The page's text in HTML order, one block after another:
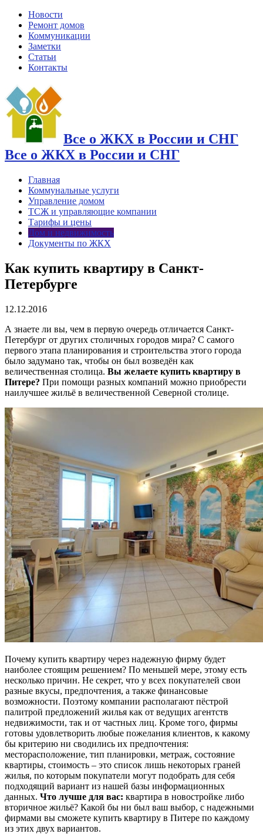
Новости
Ремонт домов
Коммуникации
Заметки
Статьи
Контакты
Все о ЖКХ в России и СНГ
Все о ЖКХ в России и СНГ
Главная
Коммунальные услуги
Управление домом
ТСЖ и управляющие компании
Тарифы и цены
Дом и недвижимость
Документы по ЖКХ
Как купить квартиру в Санкт-
Петербурге
12.12.2016
А знаете ли вы, чем в первую очередь отличается Санкт-
Петербург от других столичных городов мира? С самого
первого этапа планирования и строительства этого города
было задумано так, чтобы он был возведён как
величественная столица. Вы желаете купить квартиру в
Питере? При помощи разных компаний можно приобрести
наилучшее жильё в величественной Северной столице.
Почему купить квартиру через надежную фирму будет
наиболее стоящим решением? По меньшей мере, этому есть
несколько причин. Не секрет, что у всех покупателей свои
разные вкусы, предпочтения, а также финансовые
возможности. Поэтому компании располагают пёстрой
палитрой предложений жилья как от ведущих агентств
недвижимости, так и от частных лиц. Кроме того, фирмы
готовы удовлетворить любые пожелания клиентов, к какому
бы критерию ни сводились их предпочтения:
месторасположение, тип планировки, метраж, состояние
квартиры, стоимость – это список лишь некоторых граней
жилья, по которым покупатели могут подобрать для себя
подходящий вариант из нашей базы информационных
данных. Что лучше для вас: квартира в новостройке либо
вторичное жильё? Какой бы ни был ваш выбор, с надежными
фирмами вы сможете купить квартиру в Питере по каждому
из этих двух вариантов.